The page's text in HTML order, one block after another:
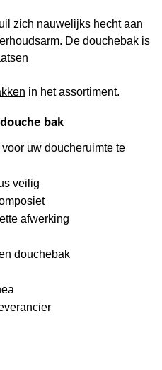
zich nauwelijks hecht aan
De douchebak is
in het assortiment.
bak
uw doucheruimte te
veilig
afwerking
douchebak